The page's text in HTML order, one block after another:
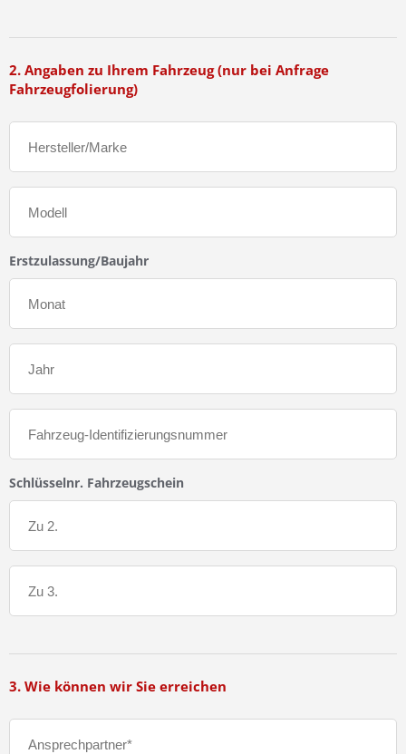
2. Angaben zu Ihrem Fahrzeug (nur bei Anfrage
Fahrzeugfolierung)
Erstzulassung/Baujahr
Schlüsselnr. Fahrzeugschein
3. Wie können wir Sie erreichen